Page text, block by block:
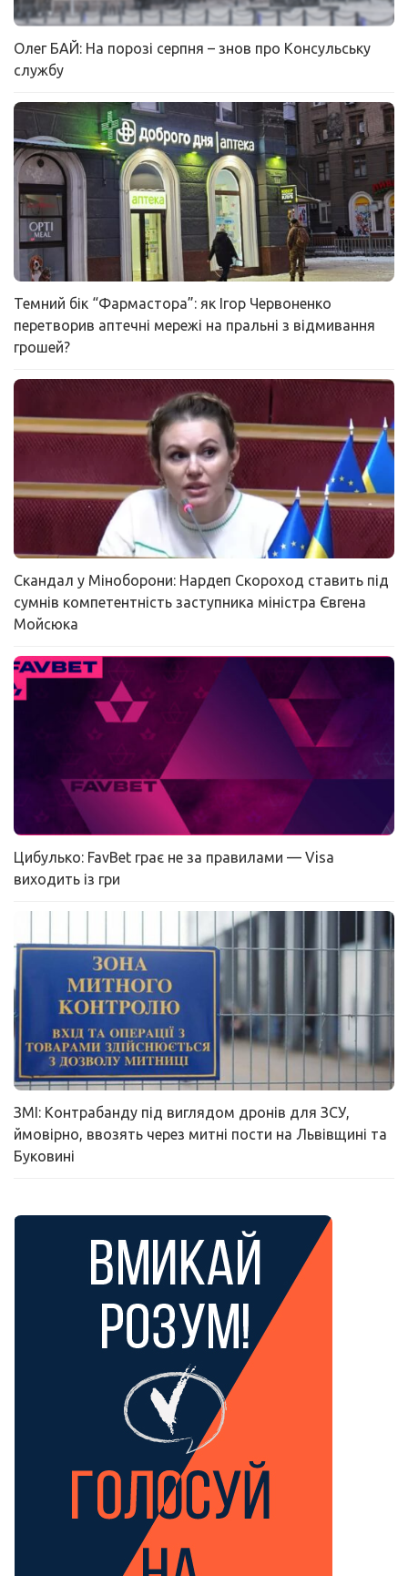
Олег БАЙ: На порозі серпня – знов про Консульську
службу
Темний бік “Фармастора”: як Ігор Червоненко
перетворив аптечні мережі на пральні з відмивання
грошей?
Скандал у Міноборони: Нардеп Скороход ставить під
сумнів компетентність заступника міністра Євгена
Мойсюка
Цибулько: FavBet грає не за правилами — Visa
виходить із гри
ЗМІ: Контрабанду під виглядом дронів для ЗСУ,
ймовірно, ввозять через митні пости на Львівщині та
Буковині